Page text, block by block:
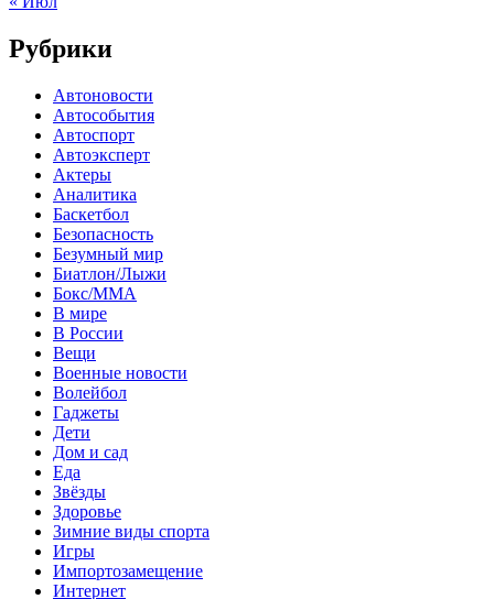
Рубрики
Автоновости
Автособытия
Автоспорт
Автоэксперт
Актеры
Аналитика
Баскетбол
Безопасность
Безумный мир
Биатлон/Лыжи
Бокс/MMA
В мире
В России
Вещи
Военные новости
Волейбол
Гаджеты
Дети
Дом и сад
Еда
Звёзды
Здоровье
Зимние виды спорта
Игры
Импортозамещение
Интернет